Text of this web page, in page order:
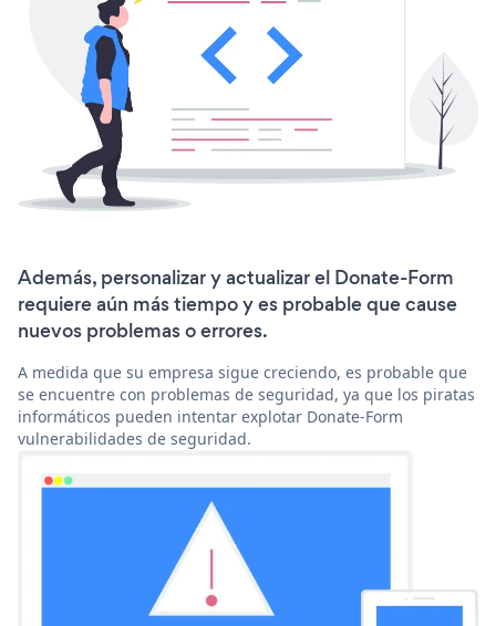
Además, personalizar y actualizar el Donate-Form
requiere aún más tiempo y es probable que cause
nuevos problemas o errores.
A medida que su empresa sigue creciendo, es probable que
se encuentre con problemas de seguridad, ya que los piratas
informáticos pueden intentar explotar Donate-Form
vulnerabilidades de seguridad.